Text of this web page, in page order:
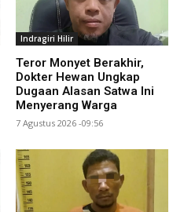
Indragiri Hilir
Teror Monyet Berakhir,
Dokter Hewan Ungkap
Dugaan Alasan Satwa Ini
Menyerang Warga
7 Agustus 2026 -09:56